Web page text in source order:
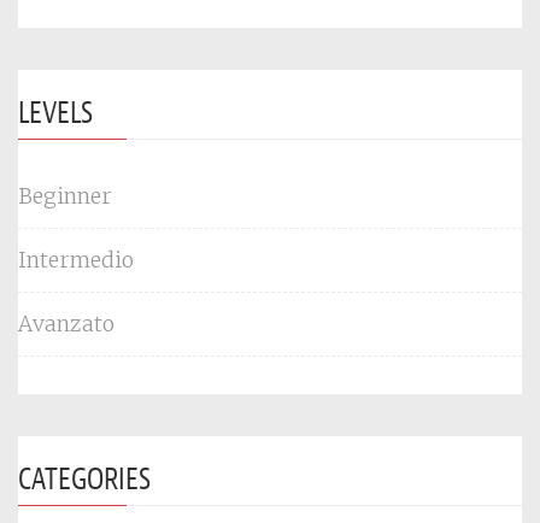
LEVELS
Beginner
Intermedio
Avanzato
CATEGORIES